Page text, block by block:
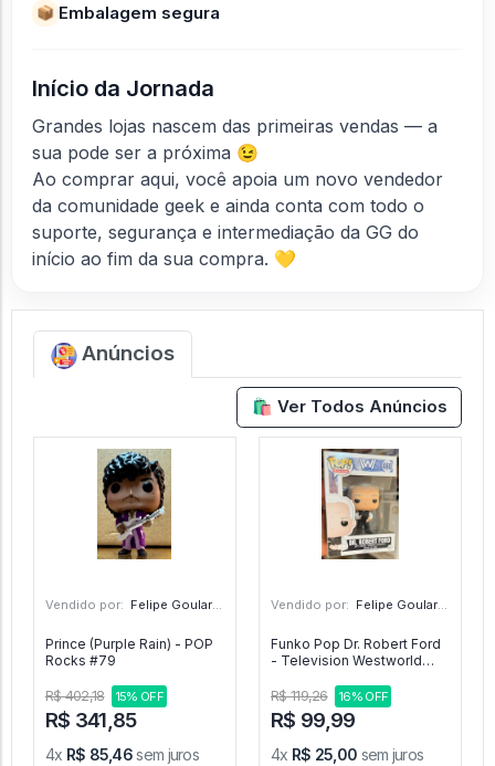
📦 Embalagem segura
Início da Jornada
Grandes lojas nascem das primeiras vendas — a
sua pode ser a próxima 😉
Ao comprar aqui, você apoia um novo vendedor
da comunidade geek e ainda conta com todo o
suporte, segurança e intermediação da GG do
início ao fim da sua compra. 💛
Anúncios
🛍️ Ver Todos Anúncios
Vendido por: Felipe Goulart - SP
Prince (Purple Rain) - POP
Rocks #79
R$ 402,18 15% OFF
R$ 341,85
4x R$ 85,46sem juros
Vendido por: Felipe Goulart - SP
Funko Pop Dr. Robert Ford
- Television Westworld
R$ 119,26
16% OFF
R$ 99,99
4x R$ 25,00 sem juros